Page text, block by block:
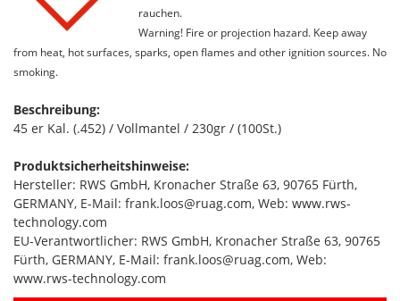
rauchen.
Warning! Fire or projection hazard. Keep away
from heat, hot surfaces, sparks, open flames and other ignition sources. No
smoking.
Beschreibung:
45 er Kal. (.452) / Vollmantel / 230gr / (100St.)
Produktsicherheitshinweise:
Hersteller: RWS GmbH, Kronacher Straße 63, 90765 Fürth,
GERMANY, E-Mail: frank.loos@ruag.com, Web: www.rws-
technology.com
EU-Verantwortlicher: RWS GmbH, Kronacher Straße 63, 90765
Fürth, GERMANY, E-Mail: frank.loos@ruag.com, Web:
www.rws-technology.com